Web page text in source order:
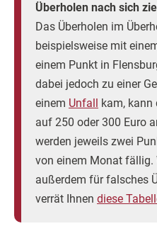
Überholen nach sich
Das Überholen im
beispielsweise mit
einem Punkt in
dabei jedoch zu einer
einem Unfall kam, kann
auf 250 oder 300 Euro
werden jeweils zwei
von einem Monat fällig.
außerdem für falsches
verrät Ihnen diese